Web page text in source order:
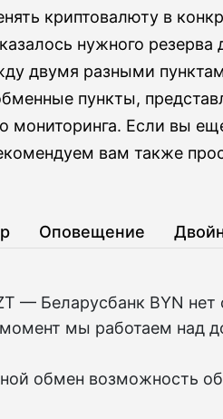
криптовалюту в
нужного резерва
двумя разными
пункты,
мониторинга. Если вы
вам также
Оповещение
— Беларусбанк BYN нет
мы работаем над
обмен возможность